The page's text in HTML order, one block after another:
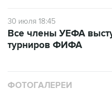
30 июля 18:45
Все члены УЕФА
турниров ФИФА
ФОТОГАЛЕРЕИ